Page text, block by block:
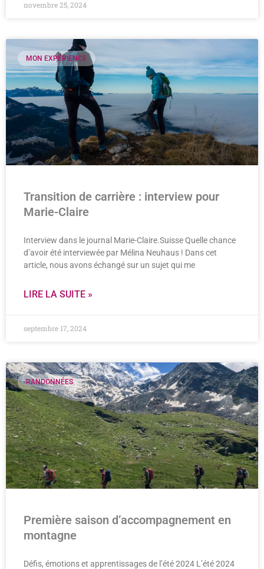
novembre 25, 2024
MON EXPÉRIENCE
Transition de carrière : interview pour
Marie-Claire
Interview dans le journal Marie-Claire.Suisse Quelle chance
d’avoir été interviewée par Mélina Neuhaus ! Dans cet
article, nous avons échangé sur un sujet qui me
LIRE LA SUITE »
septembre 17, 2024
RANDONNÉES
Première saison d’accompagnement en
montagne
Défis, émotions et apprentissages de l’été 2024 L’été 2024